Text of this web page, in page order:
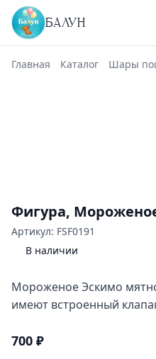
БАЛУН
Главная Каталог Шары
Фигура,
Артикул: FSF0191
В наличии
Мороженое Эскимо
имеют встроенный
700 ₽